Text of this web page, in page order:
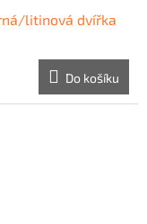
litinová dvířka
Do košíku